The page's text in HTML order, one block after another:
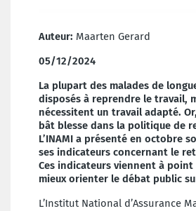
Auteur: Maarten Gerard
05/12/2024
La plupart des malades de
disposés à reprendre le travail,
nécessitent un travail adapté.
bât blesse dans la politique de
L’INAMI a présenté en octobre
ses indicateurs concernant le
Ces indicateurs viennent à
mieux orienter le débat public
L’Institut National d’Assurance